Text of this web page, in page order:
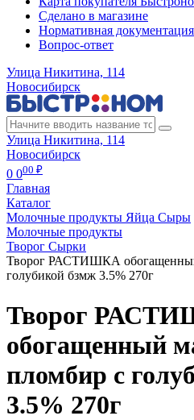
Сделано в магазине
Нормативная документация
Вопрос-ответ
Улица Никитина, 114
Новосибирск
Улица Никитина, 114
Новосибирск
0 000 ₽
Главная
Каталог
Молочные продукты Яйца Сыры
Молочные продукты
Творог Сырки
Творог РАСТИШКА
голубикой бзмж 3.5% 270г
Творог
обогащенный
пломбир с
3.5% 270г